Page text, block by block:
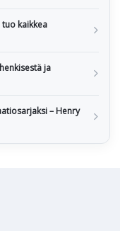
kaikkea
ja
– Henry